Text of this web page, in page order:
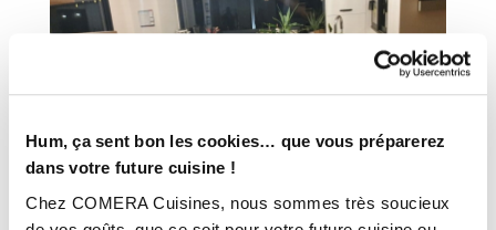
Hum, ça sent bon les cookies… que vous préparerez
dans votre future cuisine !
Chez COMERA Cuisines, nous sommes très soucieux